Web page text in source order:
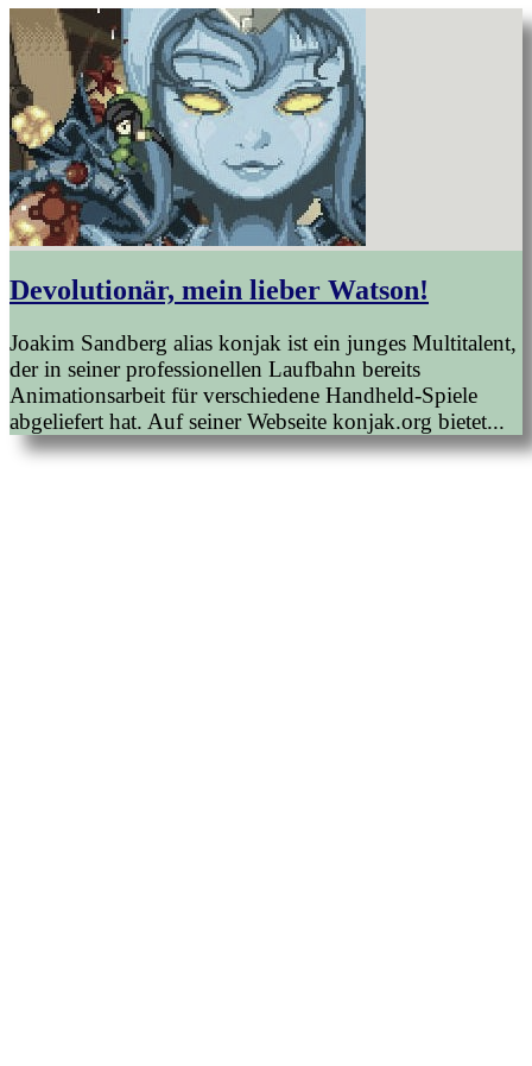
Devolutionär, mein lieber Watson!
Joakim Sandberg alias konjak ist ein junges Multitalent,
der in seiner professionellen Laufbahn bereits
Animationsarbeit für verschiedene Handheld-Spiele
abgeliefert hat. Auf seiner Webseite konjak.org bietet...